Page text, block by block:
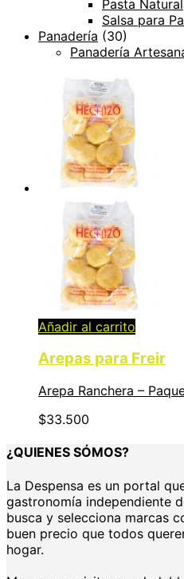
Pasta Natural
Salsa para
Panadería (30)
Panadería
Añadir al carrito
Arepas para Freir
Arepa Ranchera –
$33.500
¿QUIENES SÓMOS?
La Despensa es un portal
gastronomía independiente
busca y selecciona marcas
buen precio que todos
hogar.